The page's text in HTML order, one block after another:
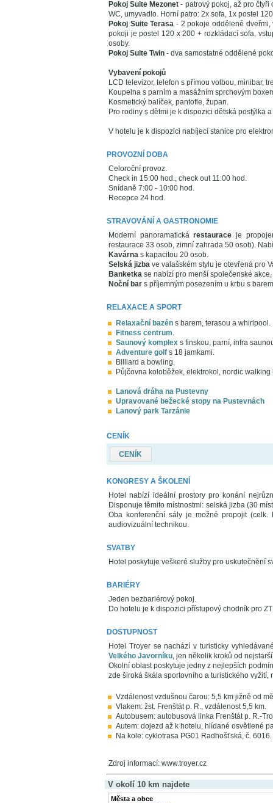
Pokoj Suite Mezonet- patrový pokoj, až pro čtyři
WC, umyvadlo. Horní patro: 2x sofa, 1x postel
Pokoj Suite Terasa - 2 pokoje oddělené
pokoji je postel 120 x 200 + rozkládací sofa,
osoby.
Pokoj Suite Twin - dva samostatné oddělené
Vybavení pokojů
LCD televizor, telefon s přímou volbou, minibar,
Koupelna s parním a masážním sprchovým
Kosmetický balíček, pantofle, župan.
Pro rodiny s dětmi je k dispozici dětská postýlka
V hotelu je k dispozici nabíjecí stanice pro
PROVOZNÍ DOBA
Celoroční provoz.
Check in 15:00 hod., check out 11:00 hod.
Snídaně 7:00 - 10:00 hod.
Recepce 24 hod.
STRAVOVÁNÍ A GASTRONOMIE
Moderní panoramatickárestaurace je
restaurace 33 osob, zimní zahrada 50 osob).
Kavárna s kapacitou 20 osob.
Selská jizba ve valašském stylu je otevřená pro
Banketka se nabízí pro menší společenské
Noční bar s příjemným posezením u krbu s
RELAXACE A SPORT
Relaxační bazén s barem, terasou a whirlpool.
Fitness centrum.
Saunový komplex s finskou, parní, infra
Adventure golf s 18 jamkami.
Billiard a bowling.
Půjčovna koloběžek, elektrokol, nordic walking
Lanová dráha na Pustevny
Upravované bežecké stopy na Pustevnách
Lanový park Tarzánie
CENÍK
CENÍK
KONGRESY A ŠKOLENÍ
Hotel nabízí ideální prostory pro konání
Disponuje těmito místnostmi: selská jizba (30
Oba konferenční sály je možné propojit
audiovizuální technikou.
SVATBY
Hotel poskytuje veškeré služby pro uskutečnění
BARIÉRY
Jeden bezbariérový pokoj.
Do hotelu je k dispozici přístupový chodník pro
DOSTUPNOST
Hotel Troyer se nachází v turisticky
Velkého Javorníku, jen několik kroků od
Okolní oblast poskytuje jedny z nejlepších
zde široká škála sportovního a turistického
Vzdálenost vzdušnou čarou: 5,5 km jižně od
Vlakem: žst. Frenštát p. R., vzdálenost 5,5 km.
Autobusem: autobusová linka Frenštát p. R.-
Autem: dojezd až k hotelu, hlídané osvětlené
Na kole: cyklotrasa PG01 Radhošťská, č. 6016.
Zdroj informací: www.troyer.cz
V okolí 10 km najdete
Města a obce